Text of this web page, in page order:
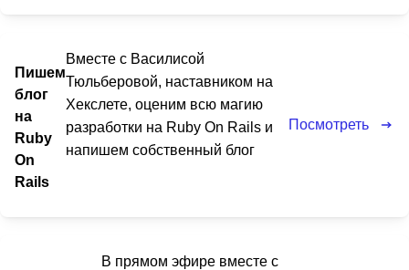
Пишем
блог
на
Ruby
On
Rails
Вместе с Василисой
Тюльберовой, наставником на
Хекслете, оценим всю магию
разработки на Ruby On Rails и
напишем собственный блог
Посмотреть
В прямом эфире вместе с